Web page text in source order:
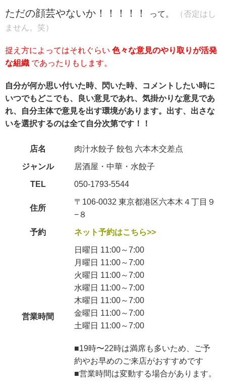
ただの顔芸やないか！！！！！ って。
（否定はし
ません。笑）
捉え方によってはそれぐらい 色々な意見のやり取りが活発
な組織 であったりもします。
自分が何か思い付いた時、閃いた時、コメントしたい時に
いつでもどこでも、良い意見であれ、気掛かりな意見であ
れ、自分主体で意見を出す環境があります。出す、出さな
いを選択するのは全て自分次第です！！
店名 肉汁水餃子 餃包 六本木交差点
ジャンル 居酒屋・中華・水餃子
TEL 050-1793-5544
住所
〒106-0032 東京都港区六本木４丁目９
−８
予約 ネット予約はこちら>>
営業時間
日曜日 11:00～7:00
月曜日 11:00～7:00
火曜日 11:00～7:00
水曜日 11:00～7:00
木曜日 11:00～7:00
金曜日 11:00～7:00
土曜日 11:00～7:00
■19時〜22時は満席も多いため、ご予
約やお早めのご来店がおすすめです
■営業時間は変動する場合があります。